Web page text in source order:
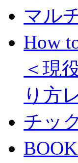
マル
How
＜現
り方
チッ